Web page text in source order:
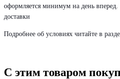
оформляется минимум на день вперед.
доставки
Подробнее об условиях читайте в
С этим товаром